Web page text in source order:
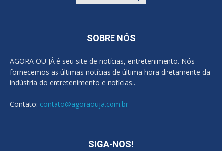
SOBRE NÓS
AGORA OU JÁ é seu site de notícias, entretenimento. Nós
fornecemos as últimas notícias de última hora diretamente da
indústria do entretenimento e notícias..
Contato: contato@agoraouja.com.br
SIGA-NOS!